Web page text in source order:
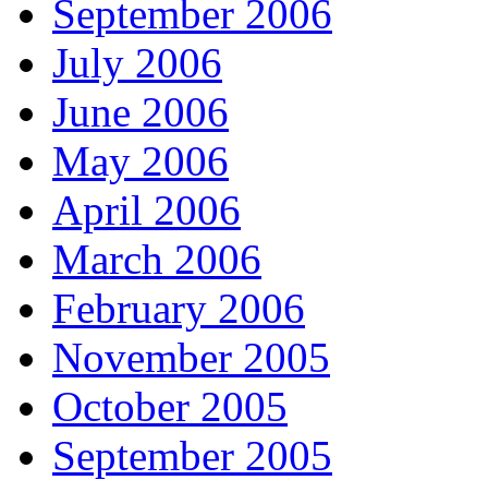
September 2006
July 2006
June 2006
May 2006
April 2006
March 2006
February 2006
November 2005
October 2005
September 2005